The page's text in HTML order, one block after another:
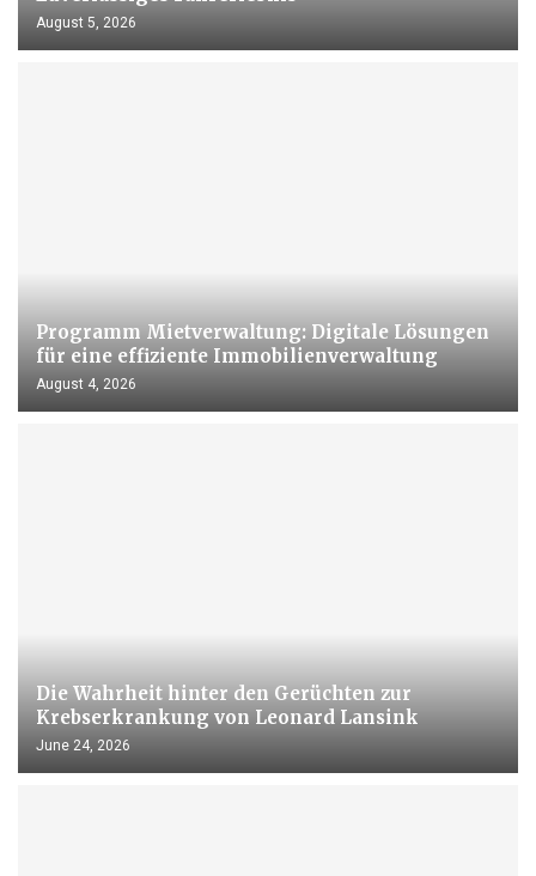
August 5, 2026
Programm Mietverwaltung: Digitale Lösungen
für eine effiziente Immobilienverwaltung
August 4, 2026
Die Wahrheit hinter den Gerüchten zur
Krebserkrankung von Leonard Lansink
June 24, 2026